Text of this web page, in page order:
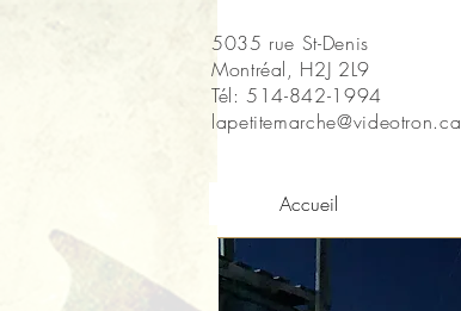
5035 rue St-Denis
Montréal, H2J 2L9
Tél: 514-842-1994
lapetitemarche@videotron.ca
Accueil